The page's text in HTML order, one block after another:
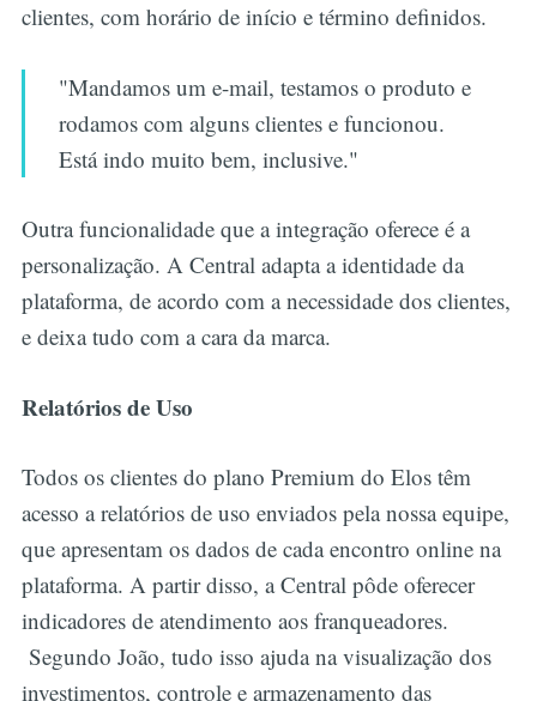
clientes, com horário de início e término definidos.
"Mandamos um e-mail, testamos o produto e
rodamos com alguns clientes e funcionou.
Está indo muito bem, inclusive."
Outra funcionalidade que a integração oferece é a
personalização. A Central adapta a identidade da
plataforma, de acordo com a necessidade dos clientes,
e deixa tudo com a cara da marca.
Relatórios de Uso
Todos os clientes do plano Premium do Elos têm
acesso a relatórios de uso enviados pela nossa equipe,
que apresentam os dados de cada encontro online na
plataforma. A partir disso, a Central pôde oferecer
indicadores de atendimento aos franqueadores.
Segundo João, tudo isso ajuda na visualização dos
investimentos, controle e armazenamento das